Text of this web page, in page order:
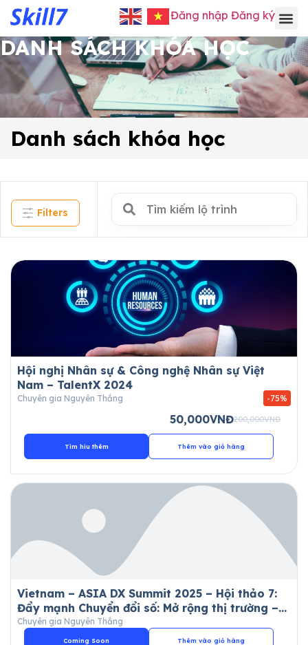
Đăng nhập Đăng ký
DANH SÁCH KHÓA HỌC
Danh sách khóa học
Filters
Hội nghị Nhân sự & Công nghệ Nhân sự Việt
Nam – TalentX 2024
Chuyên gia Nguyên Thắng
200,000VNĐ
50,000VNĐ
-75%
Tìm hiu thêm Thêm vào giỏ hàng
Vietnam – ASIA DX Summit 2025 – Hội thảo 7:
Đẩy mạnh Chuyển đổi số: Mở rộng thị trường –
Thúc đẩy hợp tác
Chuyên gia Nguyên Thắng
Coming Soon Thêm vào giỏ hàng